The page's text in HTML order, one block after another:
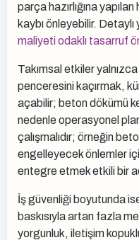
parça hazırlığına
kaybı önleyebilir.
maliyeti odaklı tasarruf
Takımsal etkiler
penceresini kaçırmak,
açabilir; beton dökümü
nedenle operasyonel
çalışmalıdır; örneğin
engelleyecek önlemler
entegre etmek etkili bir
İş güvenliği boyutunda
baskısıyla artan fazla
yorgunluk, iletişim